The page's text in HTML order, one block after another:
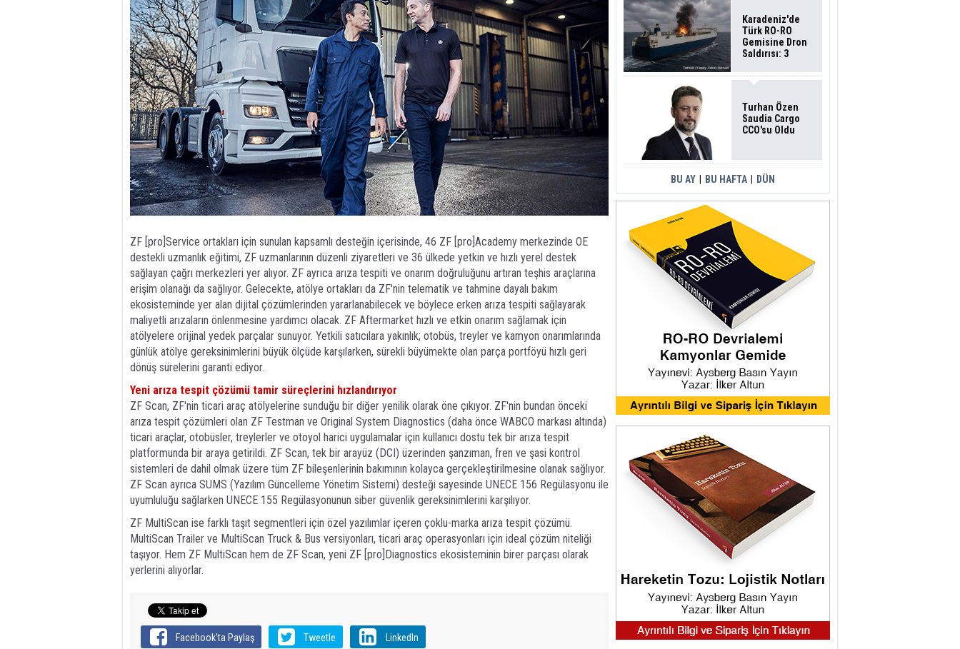
ZF [pro]Service ortakları için sunulan kapsamlı desteğin içerisinde, 46 ZF [pro]Academy merkezinde OE
destekli uzmanlık eğitimi, ZF uzmanlarının düzenli ziyaretleri ve 36 ülkede yetkin ve hızlı yerel destek
sağlayan çağrı merkezleri yer alıyor. ZF ayrıca arıza tespiti ve onarım doğruluğunu artıran teşhis araçlarına
erişim olanağı da sağlıyor. Gelecekte, atölye ortakları da ZF'nin telematik ve tahmine dayalı bakım
ekosisteminde yer alan dijital çözümlerinden yararlanabilecek ve böylece erken arıza tespiti sağlayarak
maliyetli arızaların önlenmesine yardımcı olacak. ZF Aftermarket hızlı ve etkin onarım sağlamak için
atölyelere orijinal yedek parçalar sunuyor. Yetkili satıcılara yakınlık; otobüs, treyler ve kamyon onarımlarında
günlük atölye gereksinimlerini büyük ölçüde karşılarken, sürekli büyümekte olan parça portföyü hızlı geri
dönüş sürelerini garanti ediyor.
Yeni arıza tespit çözümü tamir süreçlerini hızlandırıyor
ZF Scan, ZF'nin ticari araç atölyelerine sunduğu bir diğer yenilik olarak öne çıkıyor. ZF'nin bundan önceki
arıza tespit çözümleri olan ZF Testman ve Original System Diagnostics (daha önce WABCO markası altında)
ticari araçlar, otobüsler, treylerler ve otoyol harici uygulamalar için kullanıcı dostu tek bir arıza tespit
platformunda bir araya getirildi. ZF Scan, tek bir arayüz (DCI) üzerinden şanzıman, fren ve şasi kontrol
sistemleri de dahil olmak üzere tüm ZF bileşenlerinin bakımının kolayca gerçekleştirilmesine olanak sağlıyor.
ZF Scan ayrıca SUMS (Yazılım Güncelleme Yönetim Sistemi) desteği sayesinde UNECE 156 Regülasyonu ile
uyumluluğu sağlarken UNECE 155 Regülasyonunun siber güvenlik gereksinimlerini karşılıyor.
ZF MultiScan ise farklı taşıt segmentleri için özel yazılımlar içeren çoklu-marka arıza tespit çözümü.
MultiScan Trailer ve MultiScan Truck & Bus versiyonları, ticari araç operasyonları için ideal çözüm niteliği
taşıyor. Hem ZF MultiScan hem de ZF Scan, yeni ZF [pro]Diagnostics ekosisteminin birer parçası olarak
yerlerini alıyorlar.
Facebook'ta Paylaş Tweetle LinkedIn
Karadeniz'de
Türk RO-RO
Gemisine Dron
Saldırısı: 3
Durumu Ağır
Turhan Özen
Saudia Cargo
CCO'su Oldu
BU AY BU HAFTA DÜN